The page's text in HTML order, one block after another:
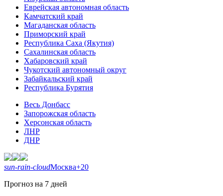
Еврейская автономная область
Камчатский край
Магаданская область
Приморский край
Республика Саха (Якутия)
Сахалинская область
Хабаровский край
Чукотский автономный округ
Забайкальский край
Республика Бурятия
Весь Донбасс
Запорожская область
Херсонская область
ЛНР
ДНР
sun-rain-cloudМосква+20
Прогноз на 7 дней